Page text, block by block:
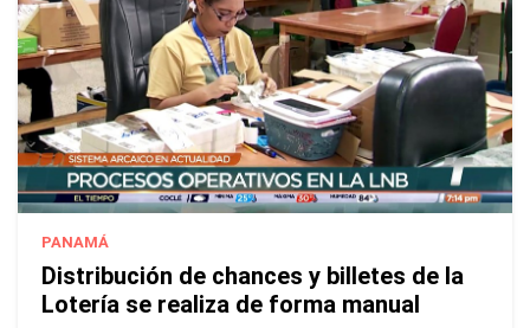
PANAMÁ
Distribución de chances y billetes de la
Lotería se realiza de forma manual